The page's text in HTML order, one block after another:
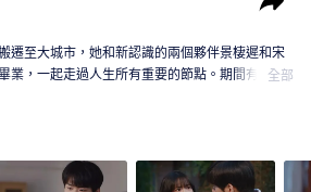
遷至大城市，她和新認識的兩個夥伴景棲遲和宋
業，一起走過人生所有重要的節點。期間有讀
成長的陣痛，從懵懂的少年人成長為融入這個社
一個和高中時代所幻想的完全不同但也足夠好的
始終陪伴在彼此身邊，從未走散。
全部